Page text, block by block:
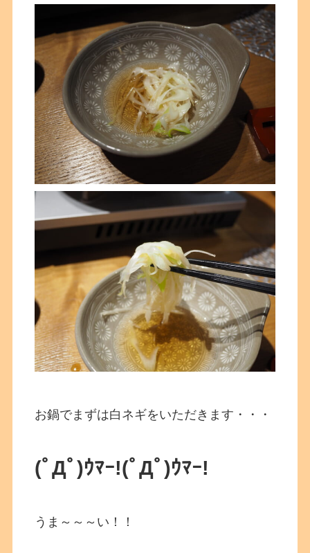
お鍋でまずは白ネギをいただきます・・・
(ﾟДﾟ)ｳﾏｰ!(ﾟДﾟ)ｳﾏｰ!
うま～～～い！！